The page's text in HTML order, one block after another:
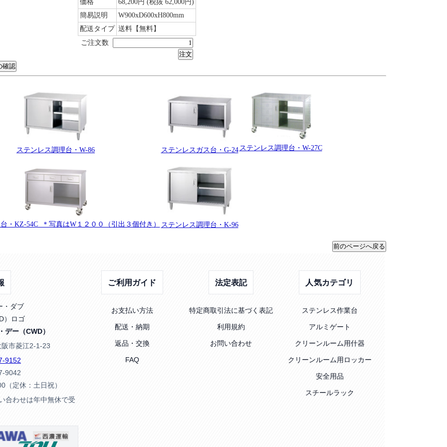
価格 68,200円 (税抜 62,000円)
簡易説明
W900xD600xH800mm
配送タイプ 送料【無料】
ご注文数
ステンレス調理台・W-86 ステンレスガス台・G-24 ステンレス調理台・W-27C
・KZ-54C ＊写真はW１２００（引出３個付き） ステンレス調理台・K-96
デー（CWD）
市菱江2-1-23
9152
9042
（定休：土日祝）
合わせは年中無休で受
ご利用ガイド
お支払い方法
配送・納期
返品・交換
FAQ
法定表記
特定商取引法に基づく表記
利用規約
お問い合わせ
人気カテゴリ
ステンレス作業台
アルミゲート
クリーンルーム用什器
クリーンルーム用ロッカー
安全用品
スチールラック